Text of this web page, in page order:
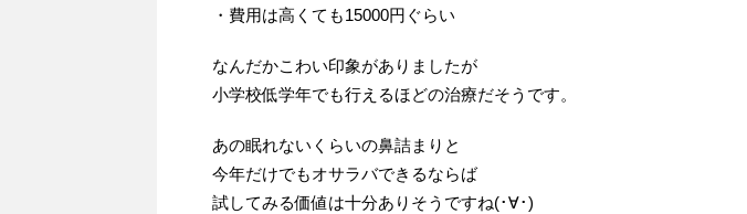
・費用は高くても15000円ぐらい
なんだかこわい印象がありましたが
小学校低学年でも行えるほどの治療だそうです。
あの眠れないくらいの鼻詰まりと
今年だけでもオサラバできるならば
試してみる価値は十分ありそうですね(･∀･)